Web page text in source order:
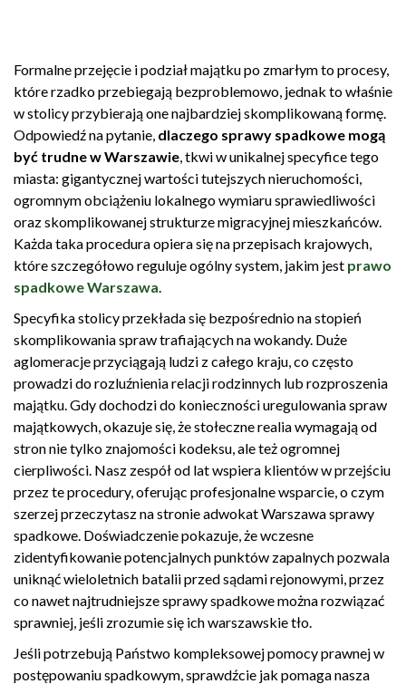
Formalne przejęcie i podział majątku po zmarłym to procesy,
które rzadko przebiegają bezproblemowo, jednak to właśnie
w stolicy przybierają one najbardziej skomplikowaną formę.
Odpowiedź na pytanie, dlaczego sprawy spadkowe mogą
być trudne w Warszawie, tkwi w unikalnej specyfice tego
miasta: gigantycznej wartości tutejszych nieruchomości,
ogromnym obciążeniu lokalnego wymiaru sprawiedliwości
oraz skomplikowanej strukturze migracyjnej mieszkańców.
Każda taka procedura opiera się na przepisach krajowych,
które szczegółowo reguluje ogólny system, jakim jest prawo
spadkowe Warszawa.
Specyfika stolicy przekłada się bezpośrednio na stopień
skomplikowania spraw trafiających na wokandy. Duże
aglomeracje przyciągają ludzi z całego kraju, co często
prowadzi do rozluźnienia relacji rodzinnych lub rozproszenia
majątku. Gdy dochodzi do konieczności uregulowania spraw
majątkowych, okazuje się, że stołeczne realia wymagają od
stron nie tylko znajomości kodeksu, ale też ogromnej
cierpliwości. Nasz zespół od lat wspiera klientów w przejściu
przez te procedury, oferując profesjonalne wsparcie, o czym
szerzej przeczytasz na stronie adwokat Warszawa sprawy
spadkowe. Doświadczenie pokazuje, że wczesne
zidentyfikowanie potencjalnych punktów zapalnych pozwala
uniknąć wieloletnich batalii przed sądami rejonowymi, przez
co nawet najtrudniejsze sprawy spadkowe można rozwiązać
sprawniej, jeśli zrozumie się ich warszawskie tło.
Jeśli potrzebują Państwo kompleksowej pomocy prawnej w
postępowaniu spadkowym, sprawdźcie jak pomaga nasza